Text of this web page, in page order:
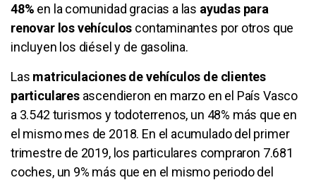
48% en la comunidad gracias a las ayudas para
renovar los vehículos contaminantes por otros que
incluyen los diésel y de gasolina.
Las matriculaciones de vehículos de clientes
particularesascendieron en marzo en el País Vasco
a 3.542 turismos y todoterrenos, un 48% más que en
el mismo mes de 2018. En el acumulado del primer
trimestre de 2019, los particulares compraron 7.681
coches, un 9% más que en el mismo periodo del